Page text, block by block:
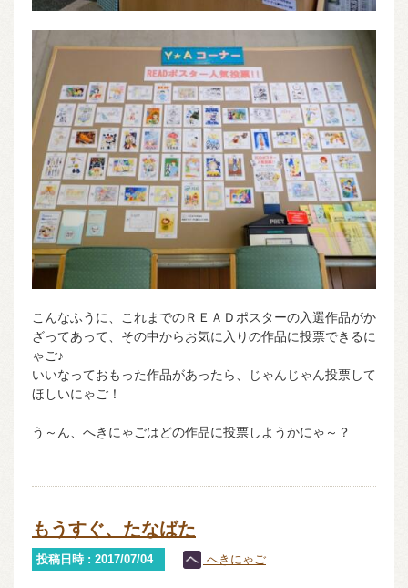
こんなふうに、これまでのＲＥＡＤポスターの入選作品がか
ざってあって、その中からお気に入りの作品に投票できるに
ゃご♪
いいなっておもった作品があったら、じゃんじゃん投票して
ほしいにゃご！
う～ん、へきにゃごはどの作品に投票しようかにゃ～？
もうすぐ、たなばた
投稿日時 : 2017/07/04 へきにゃご